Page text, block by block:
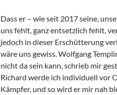
Dass er – wie seit 2017 seine,
uns fehlt, ganz entsetzlich fehlt,
jedoch in dieser Erschütterung
wäre uns gewiss. Wolfgang
nicht da sein kann, schrieb mir
Richard werde ich individuell vor
Kämpfer, und so wird er mir nah